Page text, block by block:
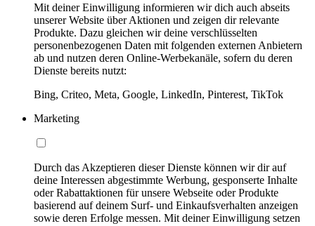
Mit deiner Einwilligung informieren wir dich auch abseits
unserer Website über Aktionen und zeigen dir relevante
Produkte. Dazu gleichen wir deine verschlüsselten
personenbezogenen Daten mit folgenden externen Anbietern
ab und nutzen deren Online-Werbekanäle, sofern du deren
Dienste bereits nutzt:
Bing, Criteo, Meta, Google, LinkedIn, Pinterest, TikTok
Marketing
Durch das Akzeptieren dieser Dienste können wir dir auf
deine Interessen abgestimmte Werbung, gesponserte Inhalte
oder Rabattaktionen für unsere Webseite oder Produkte
basierend auf deinem Surf- und Einkaufsverhalten anzeigen
sowie deren Erfolge messen. Mit deiner Einwilligung setzen